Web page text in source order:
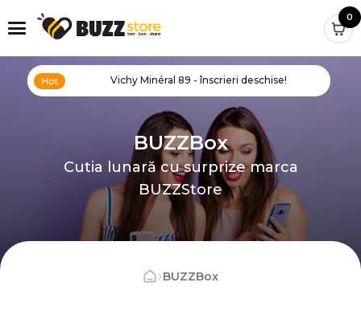
0
Vichy Minéral 89 - înscrieri deschise!
BUZZBox
Cutia lunară cu surprize marca
BUZZStore
›BUZZBox